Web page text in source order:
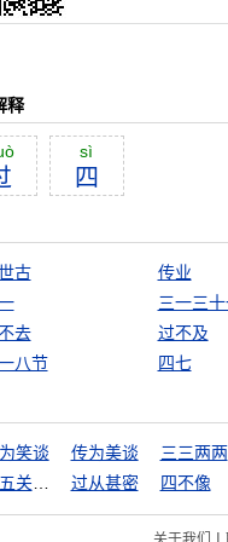
释
sì
四
古 传业
三一三
去 过不及
八节 四七
笑谈 传为美谈 三三两两
过从甚密 四不像